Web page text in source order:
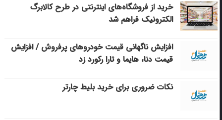
خرید از فروشگاه‌های اینترنتی در طرح کالابرگ
الکترونیک فراهم شد
افزایش ناگهانی قیمت خودروهای پرفروش / افزایش
قیمت دنا، هایما و تارا رکورد زد
نکات ضروری برای خرید بلیط چارتر